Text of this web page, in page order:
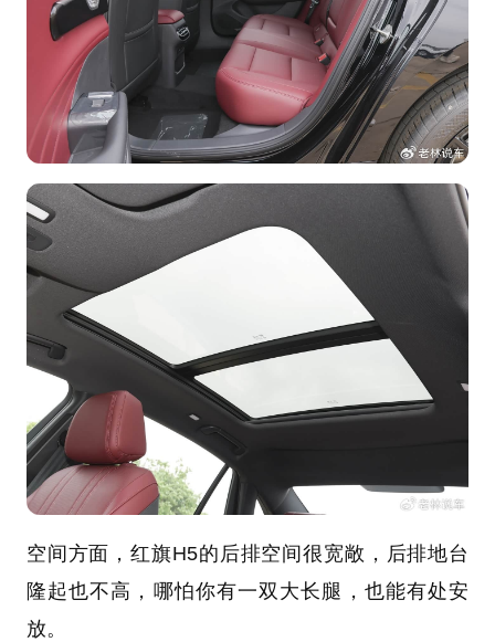
空间方面，红旗H5的后排空间很宽敞，后排地台
隆起也不高，哪怕你有一双大长腿，也能有处安
放。